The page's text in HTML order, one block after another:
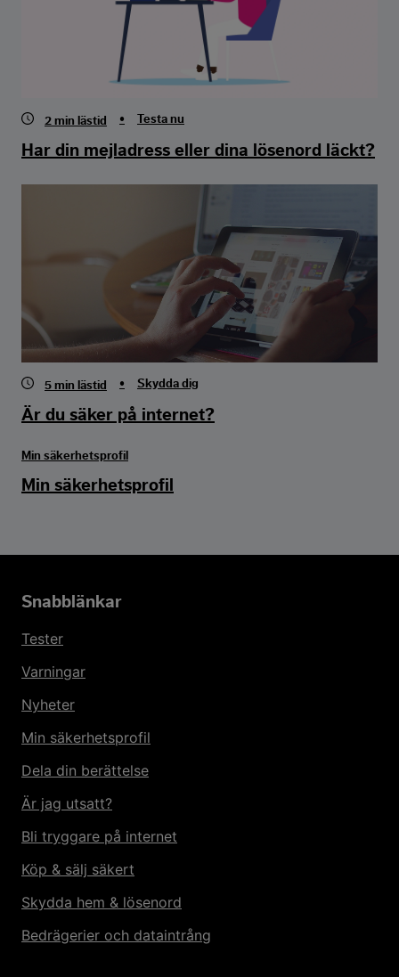
2 min lästid • Testa nu
Har din mejladress eller dina lösenord läckt?
5 min lästid • Skydda dig
Är du säker på internet?
Min säkerhetsprofil
Min säkerhetsprofil
Snabblänkar
Tester
Varningar
Nyheter
Min säkerhetsprofil
Dela din berättelse
Är jag utsatt?
Bli tryggare på internet
Köp & sälj säkert
Skydda hem & lösenord
Bedrägerier och dataintrång